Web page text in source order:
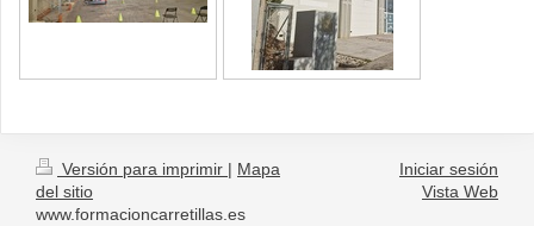
Versión para imprimir | Mapa
del sitio
www.formacioncarretillas.es
Iniciar sesión
Vista Web